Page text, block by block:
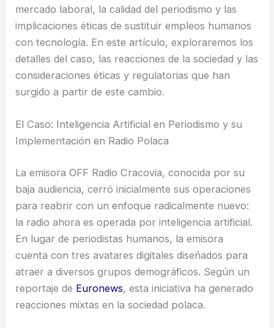
mercado laboral, la calidad del periodismo y las
implicaciones éticas de sustituir empleos humanos
con tecnología. En este artículo, exploraremos los
detalles del caso, las reacciones de la sociedad y las
consideraciones éticas y regulatorias que han
surgido a partir de este cambio.
El Caso: Inteligencia Artificial en Periodismo y su
Implementación en Radio Polaca
La emisora OFF Radio Cracovia, conocida por su
baja audiencia, cerró inicialmente sus operaciones
para reabrir con un enfoque radicalmente nuevo:
la radio ahora es operada por inteligencia artificial.
En lugar de periodistas humanos, la emisora
cuenta con tres avatares digitales diseñados para
atraer a diversos grupos demográficos. Según un
reportaje de Euronews, esta iniciativa ha generado
reacciones mixtas en la sociedad polaca.